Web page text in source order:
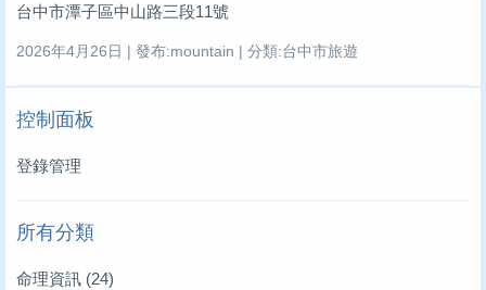
台中市潭子區中山路三段11號
2026年4月26日 | 發布:mountain | 分類:台中市旅遊
控制面板
登錄管理
所有分類
命理資訊 (24)